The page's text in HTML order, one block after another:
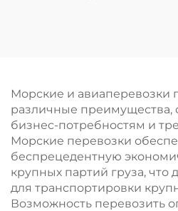
Морские и авиаперевозки
различные
бизнес-потребностям и
Морские перевозки
беспрецедентную
крупных партий груза, что
для транспортировки
Возможность перевозить